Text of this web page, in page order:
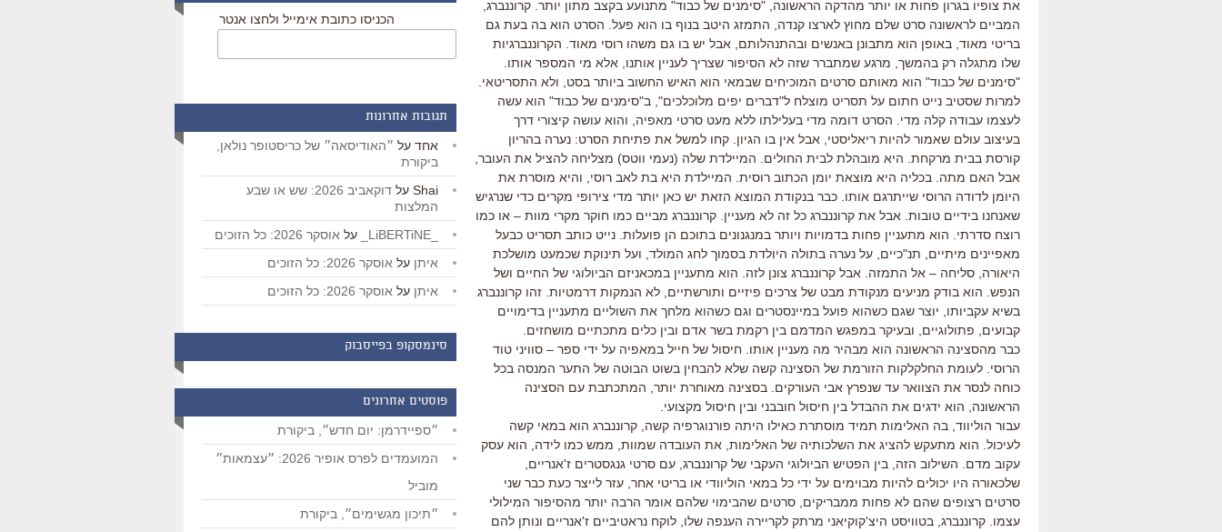
את צופיו בגרון פחות או יותר מהדקה הראשונה, "סימנים של כבוד" מתנועע בקצב מתון יותר. קרוננברג,
המביים לראשונה סרט שלם מחוץ לארצו קנדה, התמזג היטב בנוף בו הוא פעל. הסרט הוא בה בעת גם
בריטי מאוד, באופן הוא מתבונן באנשים ובהתנהלותם, אבל יש בו גם משהו רוסי מאוד. הקרוננברגיות
שלו מתגלה רק בהמשך, מרגע שמתברר שזה לא הסיפור שצריך לעניין אותנו, אלא מי המספר אותו.
"סימנים של כבוד" הוא מאותם סרטים המוכיחים שבמאי הוא האיש החשוב ביותר בסט, ולא התסריטאי.
למרות שסטיב נייט חתום על תסריט מוצלח ל"דברים יפים מלוכלכים", ב"סימנים של כבוד" הוא עשה
לעצמו עבודה קלה מדי. הסרט דומה מדי בעלילתו ללא מעט סרטי מאפיה, והוא עושה קיצורי דרך
בעיצוב עולם שאמור להיות ריאליסטי, אבל אין בו הגיון. קחו למשל את פתיחת הסרט: נערה בהריון
קורסת בבית מרקחת. היא מובהלת לבית החולים. המיילדת שלה (נעמי ווטס) מצליחה להציל את העובר,
אבל האם מתה. בכליה היא מוצאת יומן הכתוב רוסית. המיילדת היא בת לאב רוסי, והיא מוסרת את
היומן לדודה הרוסי שייתרגם אותו. כבר בנקודת המוצא הזאת יש כאן יותר מדי צירופי מקרים כדי שנרגיש
שאנחנו בידיים טובות. אבל את קרוננברג כל זה לא מעניין. קרוננברג מביים כמו חוקר מקרי מוות – או כמו
רוצח סדרתי. הוא מתעניין פחות בדמויות ויותר במנגנונים בתוכם הן פועלות. נייט כותב תסריט כבעל
מאפיינים מיתיים, תנ"כיים, על נערה בתולה היולדת בסמוך לחג המולד, ועל תינוקת שכמעט מושלכת
היאורה, סליחה – אל התמזה. אבל קרוננברג צונן לזה. הוא מתעניין במכאניזם הביולוגי של החיים ושל
הנפש. הוא בודק מניעים מנקודת מבט של צרכים פיזיים ותורשתיים, לא הנמקות דרמטיות. זהו קרוננברג
בשיא עקביותו, יוצר שגם כשהוא פועל במיינסטרים וגם כשהוא מלחך את השוליים מתעניין בדימויים
קבועים, פתולוגיים, ובעיקר במפגש המדמם בין רקמת בשר אדם ובין כלים מתכתיים מושחזים.
כבר מהסצינה הראשונה הוא מבהיר מה מעניין אותו. חיסול של חייל במאפיה על ידי ספר – סוויני טוד
הרוסי. לעומת החלקלקות הזורמת של הסצינה קשה שלא להבחין בשוט הבוטה של התער המנסה בכל
כוחה לנסר את הצוואר עד שנפרץ אבי העורקים. בסצינה מאוחרת יותר, המתכתבת עם הסצינה
הראשונה, הוא ידגים את ההבדל בין חיסול חובבני ובין חיסול מקצועי.
עבור הוליווד, בה האלימות תמיד מוסתרת כאילו היתה פורנוגרפיה קשה, קרוננברג הוא במאי קשה
לעיכול. הוא מתעקש להציג את השלכותיה של האלימות, את העובדה שמוות, ממש כמו לידה, הוא עסק
עקוב מדם. השילוב הזה, בין הפטיש הביולוגי העקבי של קרוננברג, עם סרטי גנגסטרים ז'אנריים,
שלכאורה היו יכולים להיות מבוימים על ידי כל במאי הוליוודי או בריטי אחר, עזר לייצר כעת כבר שני
סרטים רצופים שהם לא פחות ממבריקים, סרטים שהבימוי שלהם אומר הרבה יותר מהסיפור המילולי
עצמו. קרוננברג, בטוויסט היצ'קוקיאני מרתק לקריירה הענפה שלו, לוקח נראטיביים ז'אנריים ונותן להם
הכניסו כתובת אימייל ולחצו אנטר
תגובות אחרונות
אחד על ״האודיסאה״ של כריסטופר נולאן,
ביקורת
Shai על
דוקאביב 2026: שש או שבע
המלצות
על אוסקר 2026: כל הזוכים
איתן על אוסקר 2026: כל הזוכים
איתן על אוסקר 2026: כל הזוכים
סינמסקופ בפייסבוק
פוסטים אחרונים
״ספיידרמן: יום חדש״, ביקורת
המועמדים לפרס אופיר 2026: ״עצמאות״
מוביל
״תיכון מגשימים״, ביקורת